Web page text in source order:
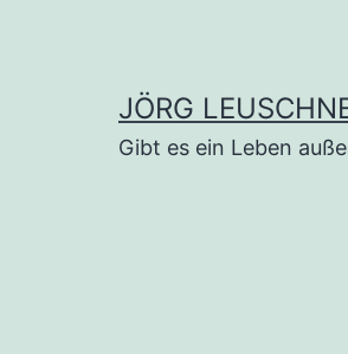
JÖRG
Gibt es ein Leben